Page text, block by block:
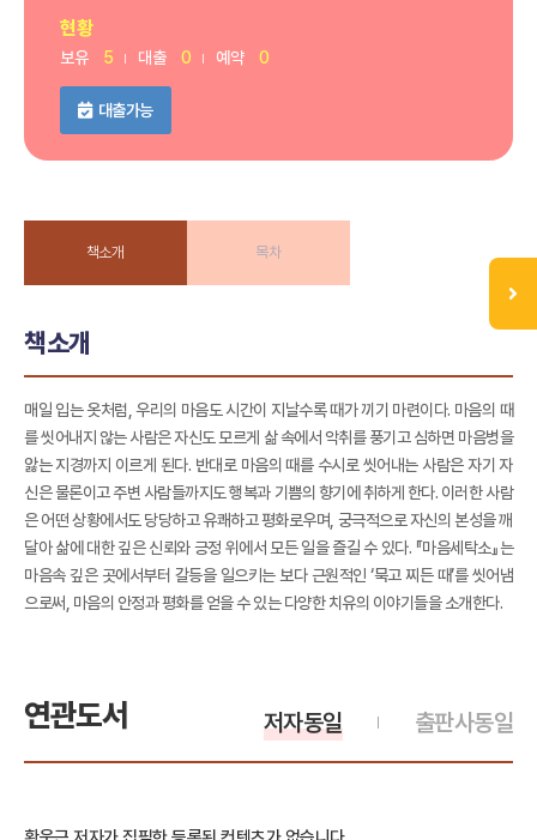
현황
보유 5 대출 0 예약 0
대출가능
책소개 목차
책소개
매일 입는 옷처럼, 우리의 마음도 시간이 지날수록 때가 끼기 마련이다. 마음의 때
를 씻어내지 않는 사람은 자신도 모르게 삶 속에서 악취를 풍기고 심하면 마음병을
앓는 지경까지 이르게 된다. 반대로 마음의 때를 수시로 씻어내는 사람은 자기 자
신은 물론이고 주변 사람들까지도 행복과 기쁨의 향기에 취하게 한다. 이러한 사람
은 어떤 상황에서도 당당하고 유쾌하고 평화로우며, 궁극적으로 자신의 본성을 깨
달아 삶에 대한 깊은 신뢰와 긍정 위에서 모든 일을 즐길 수 있다. 『마음세탁소』는
마음속 깊은 곳에서부터 갈등을 일으키는 보다 근원적인 ‘묵고 찌든 때’를 씻어냄
으로써, 마음의 안정과 평화를 얻을 수 있는 다양한 치유의 이야기들을 소개한다.
연관도서 출판사동일
저자동일